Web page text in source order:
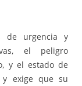
de urgencia y
el peligro
y el estado de
exige que su